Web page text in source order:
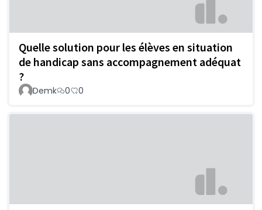
Quelle solution pour les élèves en situation
de handicap sans accompagnement adéquat
?
Demk 0 0